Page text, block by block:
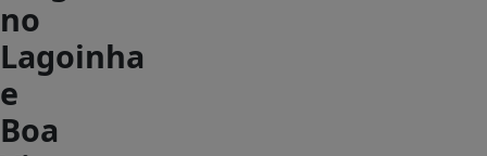
no
Lagoinha
e
Boa